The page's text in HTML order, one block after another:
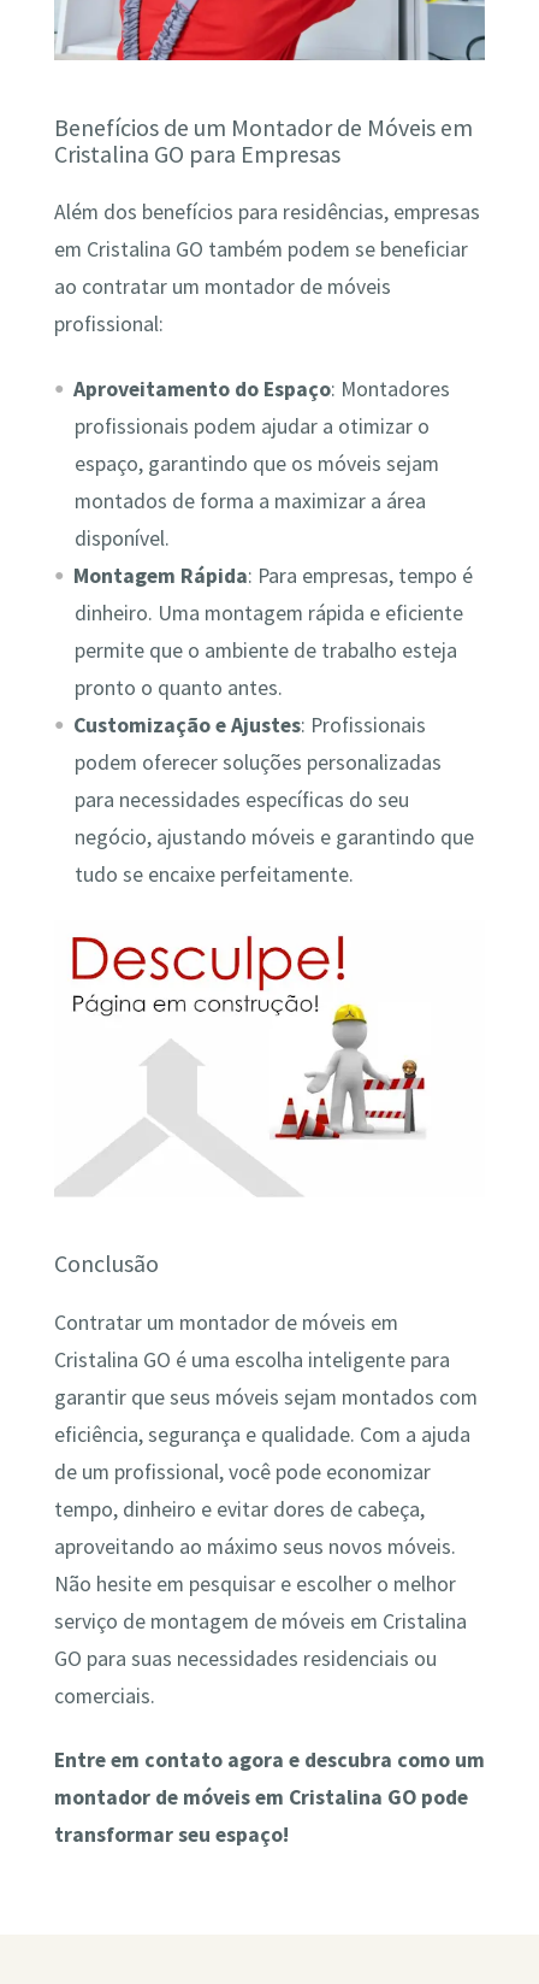
Benefícios de um Montador de Móveis em
Cristalina GO para Empresas
Além dos benefícios para residências, empresas
em Cristalina GO também podem se beneficiar
ao contratar um montador de móveis
profissional:
Aproveitamento do Espaço: Montadores
profissionais podem ajudar a otimizar o
espaço, garantindo que os móveis sejam
montados de forma a maximizar a área
disponível.
Montagem Rápida: Para empresas, tempo é
dinheiro. Uma montagem rápida e eficiente
permite que o ambiente de trabalho esteja
pronto o quanto antes.
Customização e Ajustes: Profissionais
podem oferecer soluções personalizadas
para necessidades específicas do seu
negócio, ajustando móveis e garantindo que
tudo se encaixe perfeitamente.
Conclusão
Contratar um montador de móveis em
Cristalina GO é uma escolha inteligente para
garantir que seus móveis sejam montados com
eficiência, segurança e qualidade. Com a ajuda
de um profissional, você pode economizar
tempo, dinheiro e evitar dores de cabeça,
aproveitando ao máximo seus novos móveis.
Não hesite em pesquisar e escolher o melhor
serviço de montagem de móveis em Cristalina
GO para suas necessidades residenciais ou
comerciais.
Entre em contato agora e descubra como um
montador de móveis em Cristalina GO pode
transformar seu espaço!